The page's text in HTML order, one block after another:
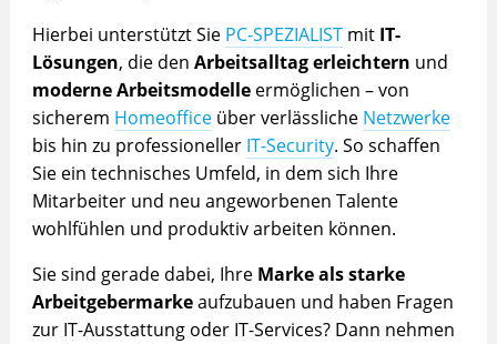
Hierbei unterstützt Sie PC-SPEZIALISTmit IT-
Lösungen, die den Arbeitsalltag erleichtern und
moderne Arbeitsmodelleermöglichen – von
sicherem Homeofficeüber verlässliche Netzwerke
bis hin zu professioneller IT-Security. So schaffen
Sie ein technisches Umfeld, in dem sich Ihre
Mitarbeiter und neu angeworbenen Talente
wohlfühlen und produktiv arbeiten können.
Sie sind gerade dabei, Ihre Marke als starke
Arbeitgebermarkeaufzubauen und haben Fragen
zur IT-Ausstattung oder IT-Services? Dann nehmen